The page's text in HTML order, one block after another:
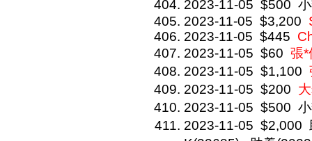
2023-11-05 $500
2023-11-05 $3,200
2023-11-05 $445
2023-11-05 $60 張*
2023-11-05 $1,100
2023-11-05 $200
2023-11-05 $500
2023-11-05 $2,000